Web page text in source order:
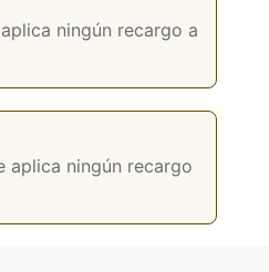
ningún recargo a
aplica ningún recargo